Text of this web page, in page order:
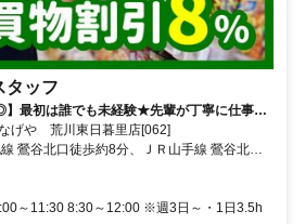
タッフ
】最初は誰でも未経験★先輩が丁寧に仕事を
なげや 荒川東日暮里店[062]
鶯谷北口徒歩約8分、ＪＲ山手線 鶯谷北口
三河島徒歩約10分 「鶯谷駅」徒歩8分
～11:30 8:30～12:00 ※週3日～・1日3.5h